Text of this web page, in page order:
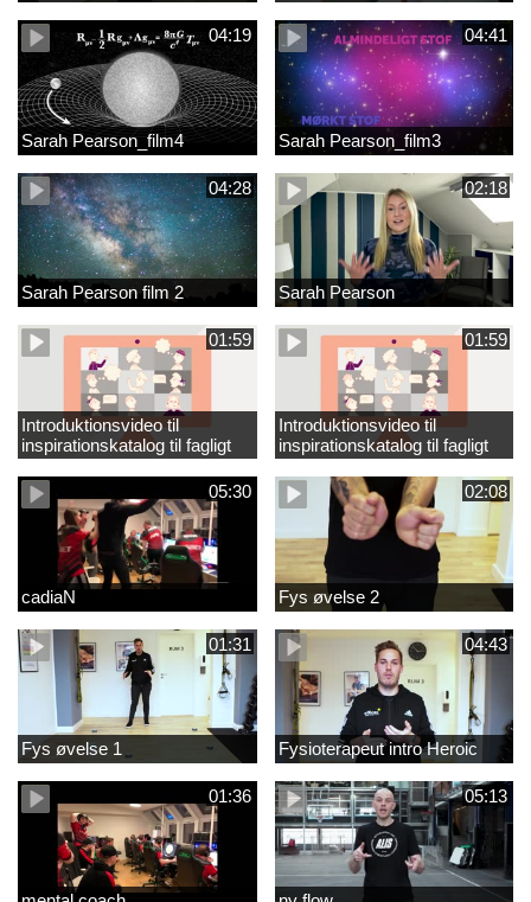
04:19
Sarah Pearson_film4
04:41
Sarah Pearson_film3
04:28
Sarah Pearson film 2
02:18
Sarah Pearson
01:59
Introduktionsvideo til
inspirationskatalog til fagligt
løft_tilrettet
01:59
Introduktionsvideo til
inspirationskatalog til fagligt
løft
05:30
cadiaN
02:08
Fys øvelse 2
01:31
Fys øvelse 1
04:43
Fysioterapeut intro Heroic
01:36 05:13